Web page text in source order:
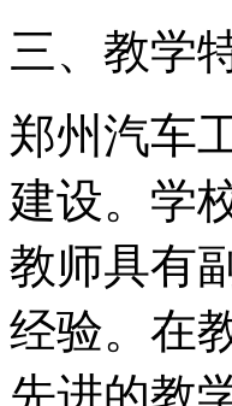
三、教学
郑州汽车
建设。学
教师具有
经验。在
先进的教